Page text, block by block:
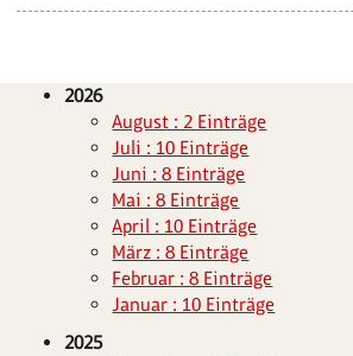
2026
August : 2 Einträge
Juli : 10 Einträge
Juni : 8 Einträge
Mai : 8 Einträge
April : 10 Einträge
März : 8 Einträge
Februar : 8 Einträge
Januar : 10 Einträge
2025